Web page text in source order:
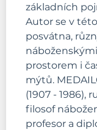
základních
Autor se v
posvátna,
prostorem i
mýtů.
(1907 - 1986),
filosof
profesor a